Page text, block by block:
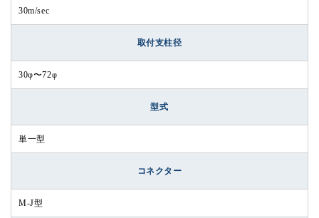
30m/sec
取付支柱径
30φ〜72φ
型式
単一型
コネクター
M-J型